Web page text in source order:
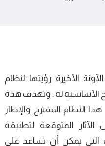
الأخيرة رؤيتها لنظام
الأساسية له . وتهدف هذه
النظام المقترح والإطار
المتوقعة لتطبيقه
يمكن أن تساعد على